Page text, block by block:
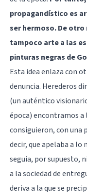
propagandístico es
ser hermoso. De
tampoco arte a las
pinturas negras de
Esta idea enlaza con
denuncia. Herederos
(un auténtico
época) encontramos a
consiguieron, con una
decir, que apelaba a lo
seguía, por supuesto,
a la sociedad de
deriva a la que se